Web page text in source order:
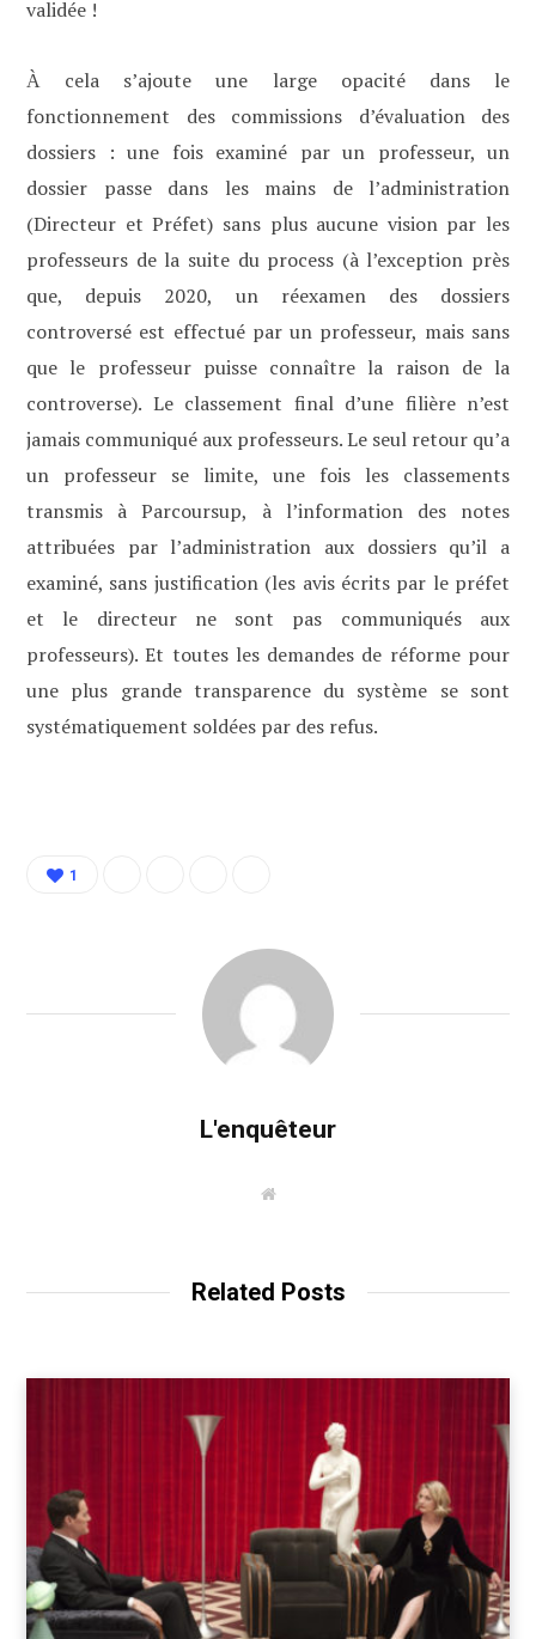
validée !
À
cela s’ajoute une large opacité dans le
fonctionnement des commissions d’évaluation des
dossiers : une fois examiné par un professeur, un
dossier passe dans les mains de l’administration
(Directeur et Préfet) sans plus aucune vision par les
professeurs de la suite du process (à l’exception près
que, depuis 2020, un réexamen des dossiers
controversé est effectué par un professeur, mais sans
que le professeur puisse connaître la raison de la
controverse). Le classement final d’une filière n’est
jamais communiqué aux professeurs. Le seul retour qu’a
un professeur se limite, une fois les classements
transmis à Parcoursup, à l’information des notes
attribuées par l’administration aux dossiers qu’il a
examiné, sans justification (les avis écrits par le préfet
et le directeur ne sont pas communiqués aux
professeurs). Et toutes les demandes de réforme pour
une plus grande transparence du système se sont
systématiquement soldées par des refus.
1
L'enquêteur
W
Related Posts